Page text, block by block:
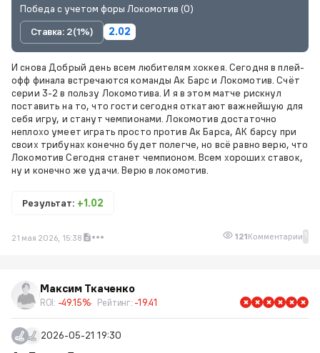
Победа с учетом форы Локомотив (0)
Ставка: 2 (1%)
2.02
И снова Добрый день всем любителям хоккея. Сегодня в плей-
офф финала встречаются команды Ак Барс и Локомотив. Счёт
серии 3-2 в пользу Локомотива. И я в этом матче рискнул
поставить на то, что гости сегодня откатают важнейшую для
себя игру, и станут чемпионами. Локомотив достаточно
неплохо умеет играть просто против Ак Барса, АК барсу при
своих трибунах конечно будет полегче, но всё равно верю, что
Локомотив Сегодня станет чемпионом. Всем хороших ставок,
ну и конечно же удачи. Верю в локомотив.
Результат: +1.02
21 мая 2026, 15:38 121Комментарии 1
Максим Ткаченко
ROI: -49.15% Рейтинг: -19.41
2026-05-21 19:30